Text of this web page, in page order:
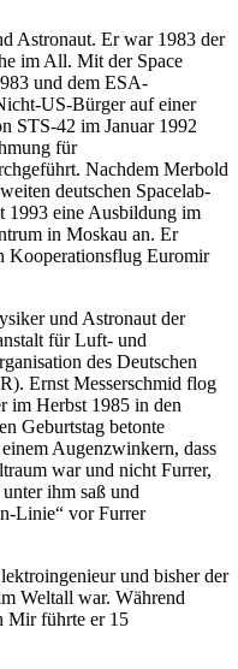
Astronaut. Er war 1983 der
im All. Mit der Space
und dem ESA-
US-Bürger auf einer
STS-42 im Januar 1992
für
Nachdem Merbold
deutschen Spacelab-
1993 eine Ausbildung im
in Moskau an. Er
Kooperationsflug Euromir
und Astronaut der
für Luft- und
des Deutschen
Ernst Messerschmid flog
im Herbst 1985 in den
Geburtstag betonte
Augenzwinkern, dass
war und nicht Furrer,
ihm saß und
Linie“ vor Furrer
und bisher der
Weltall war. Während
Mir führte er 15